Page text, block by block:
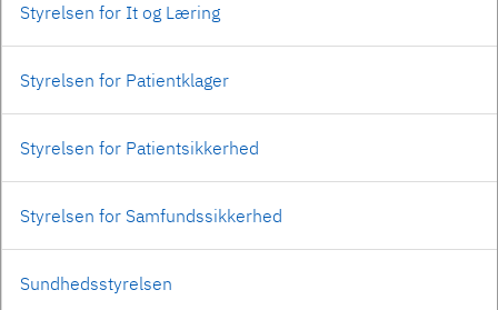
Styrelsen for It og Læring
Styrelsen for Patientklager
Styrelsen for Patientsikkerhed
Styrelsen for Samfundssikkerhed
Sundhedsstyrelsen